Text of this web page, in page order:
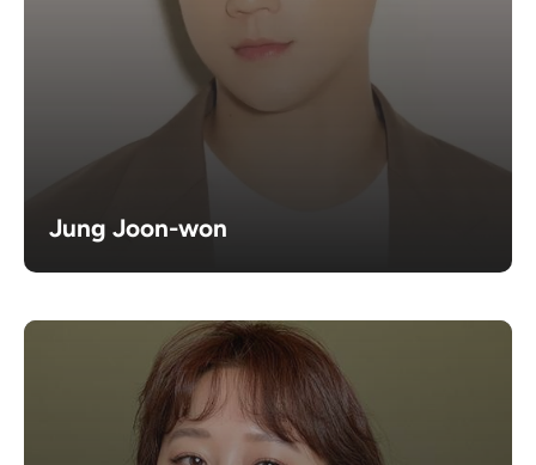
Jung Joon-won